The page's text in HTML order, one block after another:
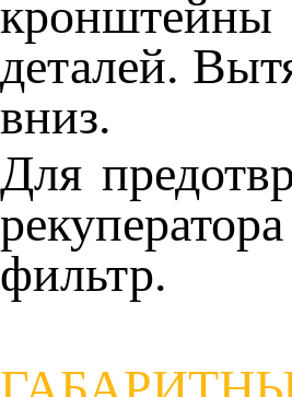
кронштейны
деталей.
вниз.
Для
фильтр.